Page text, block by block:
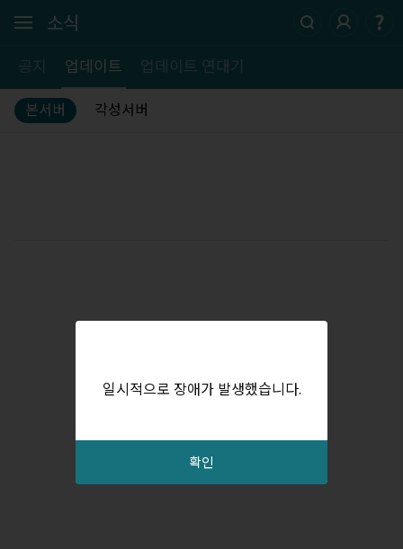
소식
공지 업데이트 업데이트 연대기
본서버 각성서버
일시적으로 장애가 발생했습니다.
확인